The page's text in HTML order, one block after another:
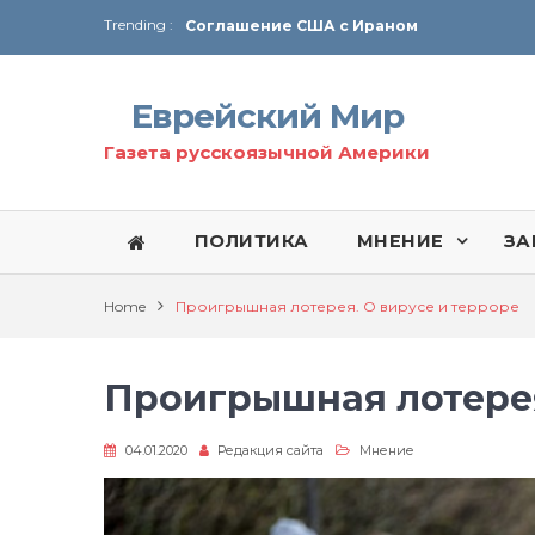
Trending :
Соглашение США с Ираном
Технология Революции в Иране
От Ирана до Ливана и Газы
Еврейский Мир
Газета русскоязычной Америки
ПОЛИТИКА МНЕНИЕ
Home Проигрышная лотерея. О вирусе и терроре
Проигрышная
04.01.2020 Редакция сайта Мнение